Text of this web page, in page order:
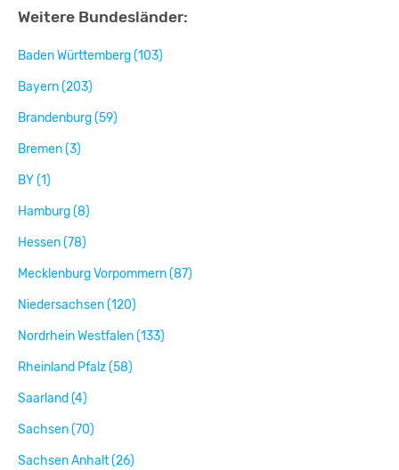
Weitere Bundesländer:
Baden Württemberg (103)
Bayern (203)
Brandenburg (59)
Bremen (3)
BY (1)
Hamburg (8)
Hessen (78)
Mecklenburg Vorpommern (87)
Niedersachsen (120)
Nordrhein Westfalen (133)
Rheinland Pfalz (58)
Saarland (4)
Sachsen (70)
Sachsen Anhalt (26)